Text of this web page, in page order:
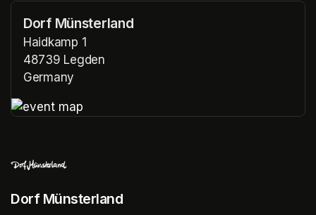
Dorf Münsterland
Haidkamp 1
48739 Legden
Germany
Dorf Münsterland